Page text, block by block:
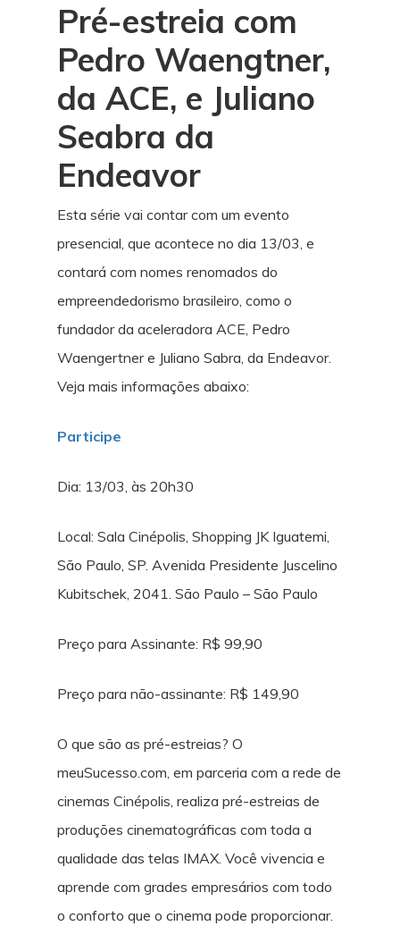
Pré-estreia com
Pedro Waengtner,
da ACE, e Juliano
Seabra da
Endeavor
Esta série vai contar com um evento
presencial, que acontece no dia 13/03, e
contará com nomes renomados do
empreendedorismo brasileiro, como o
fundador da aceleradora ACE, Pedro
Waengertner e Juliano Sabra, da Endeavor.
Veja mais informações abaixo:
Participe
Dia: 13/03, às 20h30
Local: Sala Cinépolis, Shopping JK Iguatemi,
São Paulo, SP. Avenida Presidente Juscelino
Kubitschek, 2041. São Paulo – São Paulo
Preço para Assinante: R$ 99,90
Preço para não-assinante: R$ 149,90
O que são as pré-estreias? O
meuSucesso.com, em parceria com a rede de
cinemas Cinépolis, realiza pré-estreias de
produções cinematográficas com toda a
qualidade das telas IMAX. Você vivencia e
aprende com grades empresários com todo
o conforto que o cinema pode proporcionar.